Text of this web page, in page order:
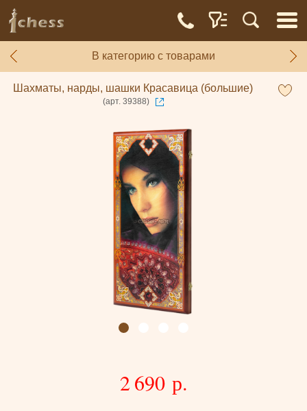
В категорию с товарами
Шахматы, нарды, шашки Красавица (большие)
(арт. 39388)
2 690 р.